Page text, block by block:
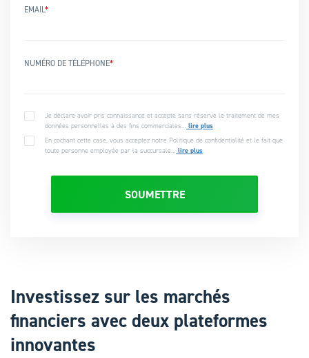
EMAIL*
NUMÉRO DE TÉLÉPHONE*
Je déclare avoir pris connaissance et accepte sans réserve le traitement de mes
données personnelles à des fins commerciales… lire plus
En cochant cette case, vous acceptez notre Politique de confidentialité et le fait que
toute personne employée par la succursale… lire plus
Investissez sur les marchés
financiers avec deux plateformes
innovantes